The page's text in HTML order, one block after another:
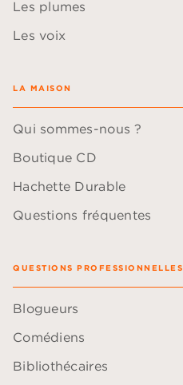
Les plumes
Les voix
LA MAISON
Qui sommes-nous ?
Boutique CD
Hachette Durable
Questions fréquentes
QUESTIONS PROFESSIONNELLES
Blogueurs
Comédiens
Bibliothécaires